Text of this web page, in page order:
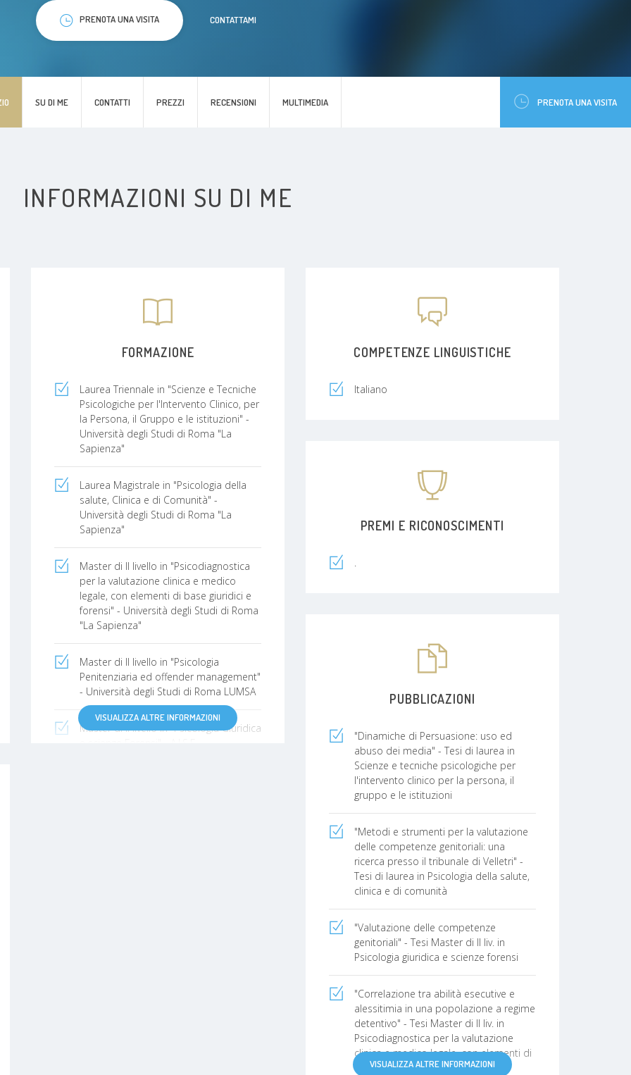
SU DI ME CONTATTI PREZZI RECENSIONI MULTIMEDIA PRENOTA UNA VISITA
PRENOTA UNA VISITA CONTATTAMI
INFORMAZIONI SU DI ME
FORMAZIONE
Laurea Triennale in "Scienze e Tecniche
Psicologiche per l'Intervento Clinico, per
la Persona, il Gruppo e le istituzioni" -
Università degli Studi di Roma "La
Sapienza"
Laurea Magistrale in "Psicologia della
salute, Clinica e di Comunità" -
Università degli Studi di Roma "La
Sapienza"
Master di II livello in "Psicodiagnostica
per la valutazione clinica e medico
legale, con elementi di base giuridici e
forensi" - Università degli Studi di Roma
"La Sapienza"
Master di II livello in "Psicologia
Penitenziaria ed offender management"
- Università degli Studi di Roma LUMSA
Master di II livello in "Psicologia Giuridica
VISUALIZZA ALTRE INFORMAZIONI
COMPETENZE LINGUISTICHE
Italiano
PREMI E RICONOSCIMENTI
.
PUBBLICAZIONI
"Dinamiche di Persuasione: uso ed
abuso dei media" - Tesi di laurea in
Scienze e tecniche psicologiche per
l'intervento clinico per la persona, il
gruppo e le istituzioni
"Metodi e strumenti per la valutazione
delle competenze genitoriali: una
ricerca presso il tribunale di Velletri" -
Tesi di laurea in Psicologia della salute,
clinica e di comunità
"Valutazione delle competenze
genitoriali" - Tesi Master di II liv. in
Psicologia giuridica e scienze forensi
"Correlazione tra abilità esecutive e
alessitimia in una popolazione a regime
detentivo" - Tesi Master di II liv. in
Psicodiagnostica per la valutazione
clinica e medico legale, con elementi di
base giuridici e forensi
VISUALIZZA ALTRE INFORMAZIONI